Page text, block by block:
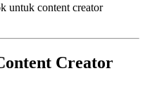
untuk content creator
Creator